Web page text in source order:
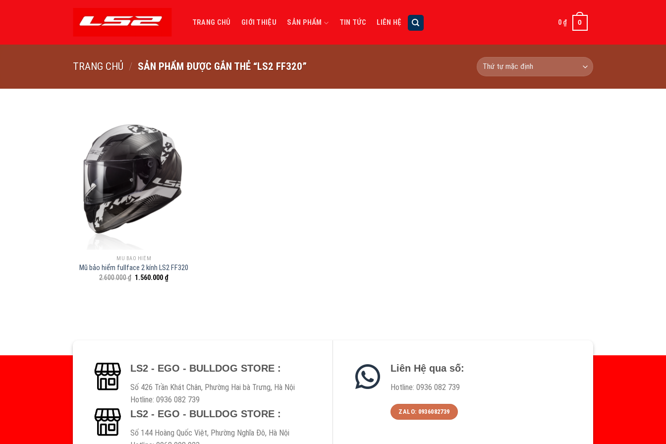
dung
TRANG CHỦ GIỚI THIỆU SẢN PHẨM TIN TỨC LIÊN HỆ 0 ₫ 0
TRANG CHỦ / SẢN PHẨM ĐƯỢC GẮN THẺ “LS2 FF320”
MŨ BẢO HIỂM
Mũ bảo hiểm fullface 2 kính LS2 FF320
2.600.000₫ Giá
1.560.000 ₫Giá
LS2 - EGO - BULLDOG STORE :
Số 426 Trần Khát Chân, Phường Hai bà Trưng, Hà Nội
Hotline: 0936 082 739
LS2 - EGO - BULLDOG STORE :
Số 144 Hoàng Quốc Việt, Phường Nghĩa Đô, Hà Nội
Liên Hệ qua số:
Hotline: 0936 082 739
ZALO: 0936082739